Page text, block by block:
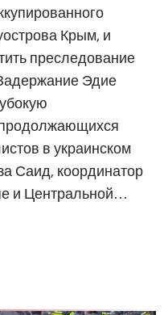
Крым, и
преследование
Эдие
продолжающихся
в украинском
Саид, координатор
и Центральной…